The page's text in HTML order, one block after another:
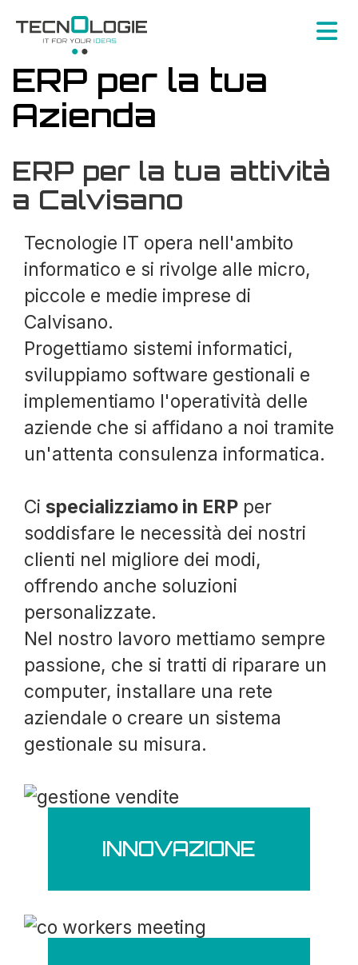
ERP per la tua
Azienda
ERP per la tua attività
a Calvisano
Tecnologie IT opera nell'ambito
informatico e si rivolge alle micro,
piccole e medie imprese di
Calvisano.
Progettiamo sistemi informatici,
sviluppiamo software gestionali e
implementiamo l'operatività delle
aziende che si affidano a noi tramite
un'attenta consulenza informatica.
Ci specializziamo in ERP per
soddisfare le necessità dei nostri
clienti nel migliore dei modi,
offrendo anche soluzioni
personalizzate.
Nel nostro lavoro mettiamo sempre
passione, che si tratti di riparare un
computer, installare una rete
aziendale o creare un sistema
gestionale su misura.
INNOVAZIONE